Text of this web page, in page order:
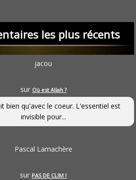
les plus récents
jacou
sur Où est Allah ?
bien qu'avec le coeur. L'essentiel est
invisible pour...
Pascal Lamachère
sur PAS DE CLIM !